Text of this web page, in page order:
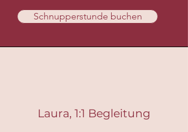
Schnupperstunde buchen
Laura, 1:1 Begleitung